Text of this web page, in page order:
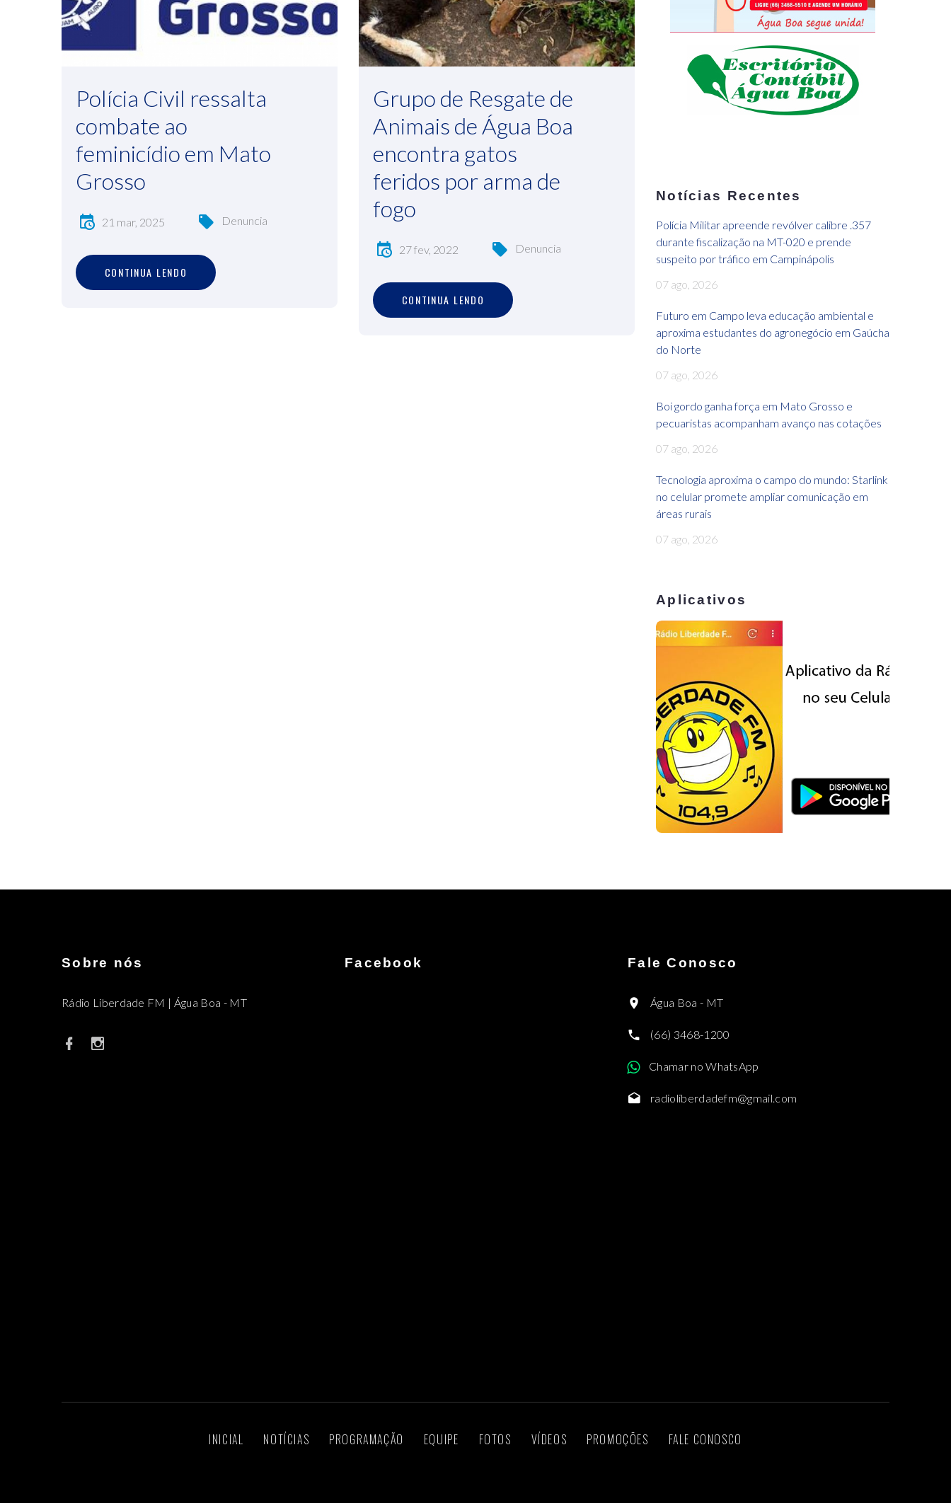
Polícia Civil ressalta
combate ao
feminicídio em Mato
Grosso
21 mar, 2025 Denuncia
CO NTINUA L END O
CONTINUA LENDO
Grupo de Resgate de
Animais de Água Boa
encontra gatos
feridos por arma de
fogo
27 fev, 2022 Denuncia
CO NTINUA L END O
CONTINUA LENDO
Notícias Recentes
Polícia Militar apreende revólver calibre .357
durante fiscalização na MT-020 e prende
suspeito por tráfico em Campinápolis
07 ago, 2026
Futuro em Campo leva educação ambiental e
aproxima estudantes do agronegócio em Gaúcha
do Norte
07 ago, 2026
Boi gordo ganha força em Mato Grosso e
pecuaristas acompanham avanço nas cotações
07 ago, 2026
Tecnologia aproxima o campo do mundo: Starlink
no celular promete ampliar comunicação em
áreas rurais
07 ago, 2026
Aplicativos
Sobre nós
Rádio Liberdade FM | Água Boa - MT
Facebook Fale Conosco
Água Boa - MT
(66) 3468-1200
Chamar no WhatsApp
radioliberdadefm@gmail.com
INICIAL NOTÍCIAS PROGRAMAÇÃO EQUIPE FOTOS VÍDEOS PROMOÇÕES FALE CONOSCO